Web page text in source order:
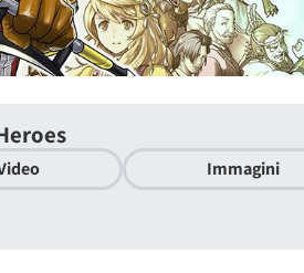
Immagini